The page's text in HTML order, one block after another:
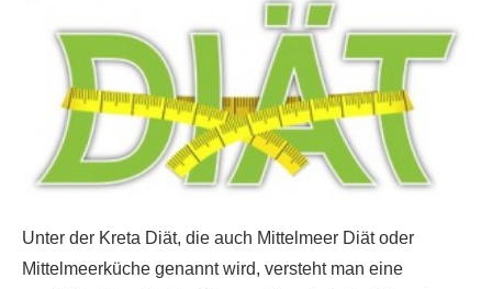
Unter der Kreta Diät, die auch Mittelmeer Diät oder
Mittelmeerküche genannt wird, versteht man eine